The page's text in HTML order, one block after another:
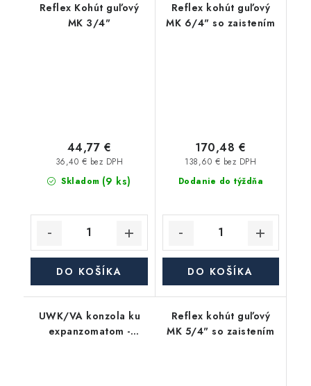
Reflex Kohút guľový
MK 3/4"
Skladom (9 ks)
36,40 € bez DPH
44,77 €
DO KOŠÍKA
Reflex kohút guľový
MK 6/4" so zaistením
Dodanie do týždňa
138,60 € bez DPH
170,48 €
DO KOŠÍKA
UWK/VA konzola ku
expanzomatom -
Reflex kohút guľový
MK 5/4" so zaistením